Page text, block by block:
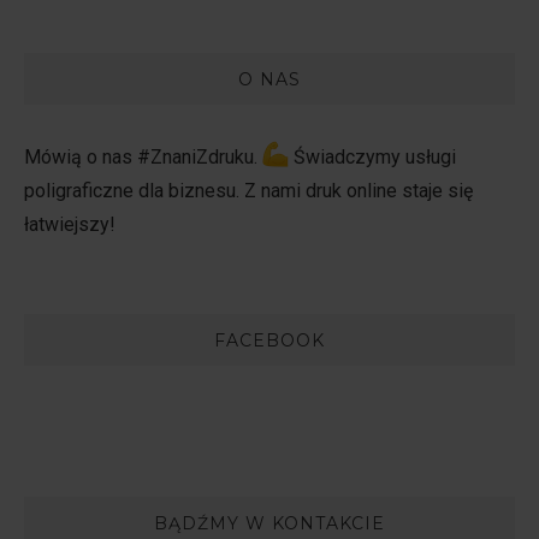
O NAS
Mówią o nas #ZnaniZdruku.
Świadczymy usługi
poligraficzne dla biznesu. Z nami druk online staje się
łatwiejszy!
FACEBOOK
BĄDŹMY W KONTAKCIE